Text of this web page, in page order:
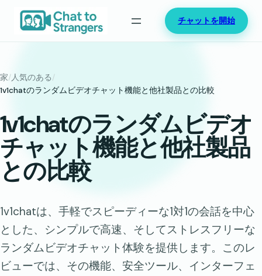
キ
ッ
チャットを開始
家/人気のある/
1v1chatのランダムビデオチャット機能と他社製品との比較
1v1chatのランダムビデオ
チャット機能と他社製品
との比較
1v1chatは、手軽でスピーディーな1対1の会話を中心
とした、シンプルで高速、そしてストレスフリーな
ランダムビデオチャット体験を提供します。このレ
ビューでは、その機能、安全ツール、インターフェ